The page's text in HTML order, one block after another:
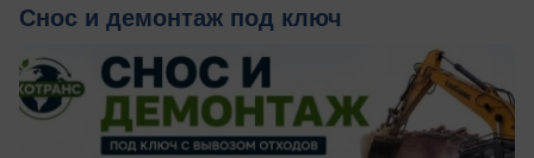
Снос и демонтаж под ключ